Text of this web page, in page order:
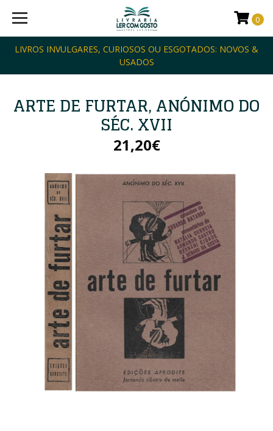
LIVROS INVULGARES, CURIOSOS OU ESGOTADOS: NOVOS &
USADOS
0
ARTE DE FURTAR, ANÓNIMO DO
SÉC. XVII
21,20€